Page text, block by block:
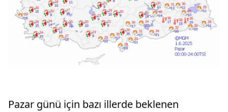
Pazar günü için bazı illerde beklenen